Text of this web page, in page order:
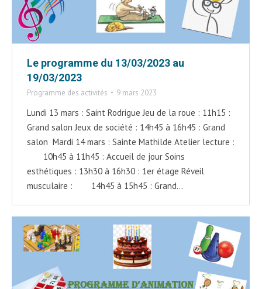
Le programme du 13/03/2023 au
19/03/2023
Programme des activités 9 mars 2023
Lundi 13 mars : Saint Rodrigue Jeu de la roue : 11h15 :
Grand salon Jeux de société : 14h45 à 16h45 : Grand
salon Mardi 14 mars : Sainte Mathilde Atelier lecture :
10h45 à 11h45 : Accueil de jour Soins
esthétiques : 13h30 à 16h30 : 1er étage Réveil
musculaire : 14h45 à 15h45 : Grand…